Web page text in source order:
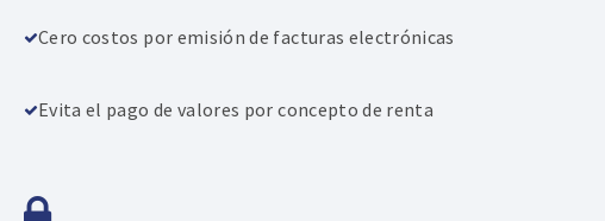
Cero costos por emisión de facturas electrónicas
Evita el pago de valores por concepto de renta